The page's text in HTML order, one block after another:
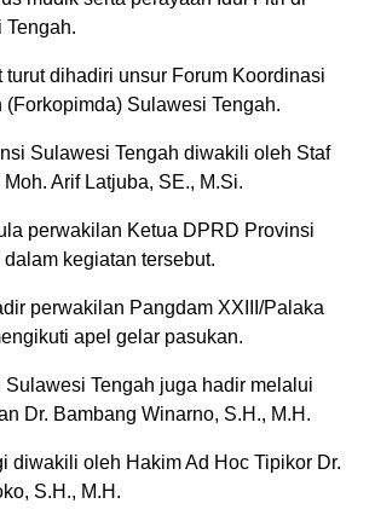
turut dihadiri unsur Forum Koordinasi
(Forkopimda) Sulawesi Tengah.
Sulawesi Tengah diwakili oleh Staf
Arif Latjuba, SE., M.Si.
perwakilan Ketua DPRD Provinsi
kegiatan tersebut.
perwakilan Pangdam XXIII/Palaka
apel gelar pasukan.
Sulawesi Tengah juga hadir melalui
Dr. Bambang Winarno, S.H., M.H.
diwakili oleh Hakim Ad Hoc Tipikor Dr.
S.H., M.H.